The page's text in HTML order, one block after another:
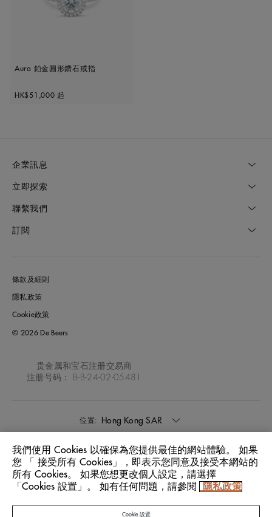
Aura 鉑金圓形鑽石戒指
Original price
HK$51,000 起
企業訊息
立即探索
聯繫我們
訂閱
條款及細則
隱私政策
Cookie政策
© 2026 De Beers
贵金属和宝石注册交易商
注册号码： B-B-24-02-05481
位置: Hong Kong SAR
語言: 中文
我們使用 Cookies 以確保為您提供最佳的網站體驗。 如果
您 「 接受所有 Cookies」，即表示您同意及接受本網站的
所有 Cookies。 如果您想更改個人設定，請選擇
「Cookies 設置」。 如有任何問題，請參閱
隱私政策
Cookie 設置